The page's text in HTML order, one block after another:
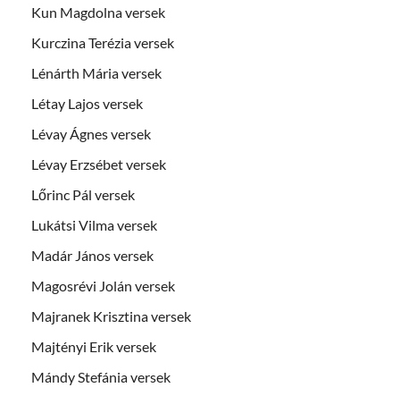
Kun Magdolna versek
Kurczina Terézia versek
Lénárth Mária versek
Létay Lajos versek
Lévay Ágnes versek
Lévay Erzsébet versek
Lőrinc Pál versek
Lukátsi Vilma versek
Madár János versek
Magosrévi Jolán versek
Majranek Krisztina versek
Majtényi Erik versek
Mándy Stefánia versek